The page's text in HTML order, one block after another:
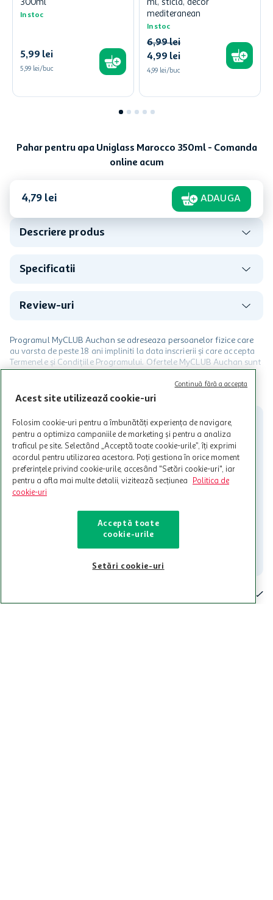
300ml
In stoc
5,99 lei
5,99 lei/buc
ml, sticla, decor
mediteranean
In stoc
4,99 lei
6,99lei
4,99 lei/buc
Pahar pentru apa Uniglass Marocco 350ml - Comanda
online acum
4,79 lei ADAUGA
Descriere produs
Specificatii
Review-uri
Programul MyCLUB Auchan se adreseaza persoanelor fizice care
au varsta de peste 18 ani impliniti la data inscrierii și care accepta
Termenele și Condițiile Programului. Ofertele MyCLUB Auchan sunt
limita a 12 unitati / card client o singura data in perioada promotiei.
Cardul poate fi utilizat doar in legatura cu magazinele Auchan
activitati in afara celor mentionate in Termene si Conditii. Auchan
nu raspunde pentru imposibilitatea utilizarii Cardului in perioada in
care aceste este suspendat sau in perioada in care sunt efectuate
intretineri sau reparatii tehnice la sistemul de utilizarea al Cardului.
CITESTE MAI MULT
Contacteaza-ne!
021-9141 contact@auchan.ro
Contact
Acest site utilizează cookie-uri
Folosim cookie-uri pentru a îmbunătăți experiența de navigare,
pentru a optimiza campaniile de marketing și pentru a analiza
traficul pe site. Selectând „Acceptă toate cookie-urile”, îți exprimi
acordul pentru utilizarea acestora. Poți gestiona în orice moment
preferințele privind cookie-urile, accesând "Setări cookie-uri", iar
pentru a afla mai multe detalii, vizitează secțiunea
Politica de
cookie-uri
Acceptă toate
cookie-urile
Setări cookie-uri
Continuă fără a accepta